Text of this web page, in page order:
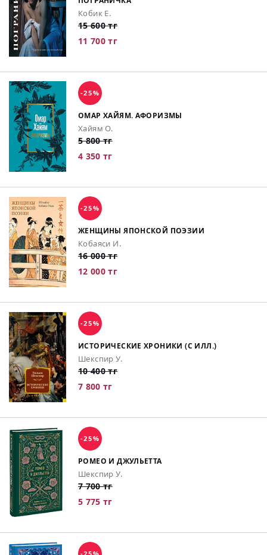
Кобик Е.
15 600 тг
11 700 тг
-25%
ОМАР ХАЙЯМ. АФОРИЗМЫ
Хайям О.
5 800 тг
4 350 тг
-25%
ЖЕНЩИНЫ ЯПОНСКОЙ ПОЭЗИИ
Кобаяси И.
16 000 тг
12 000 тг
-25%
ИСТОРИЧЕСКИЕ ХРОНИКИ (С ИЛЛ.)
Шекспир У.
10 400 тг
7 800 тг
-25%
РОМЕО И ДЖУЛЬЕТТА
Шекспир У.
7 700 тг
5 775 тг